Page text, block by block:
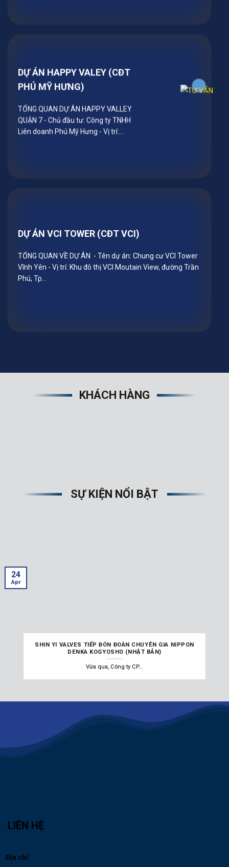
DỰ ÁN HAPPY VALEY (CĐT
PHÚ MỸ HƯNG)
TỔNG QUAN DỰ ÁN HAPPY VALLEY
QUẬN 7 - Chủ đầu tư: Công ty TNHH
Liên doanh Phú Mỹ Hưng - Vị trí:
đáo và chất lượng cao cho các dự án
phần vào sự phát triển bền vững của
các ngành công nghiệp...
DỰ ÁN VCI TOWER (CĐT VCI)
TỔNG QUAN VỀ DỰ ÁN - Tên dự án: Chung cư VCI Tower
Vĩnh Yên - Vị trí: Khu đô thị VCI Moutain View, đường Trần
Phú, Tp...
KHÁCH HÀNG
SỰ KIỆN NỔI BẬT
SHIN YI VALVES TIẾP ĐÓN ĐOÀN CHUYÊN GIA NIPPON
DENKA KOGYOSHO (NHẬT BẢN)
Vừa qua, Công ty CP...
24
Apr
LIÊN HỆ
Địa chỉ: